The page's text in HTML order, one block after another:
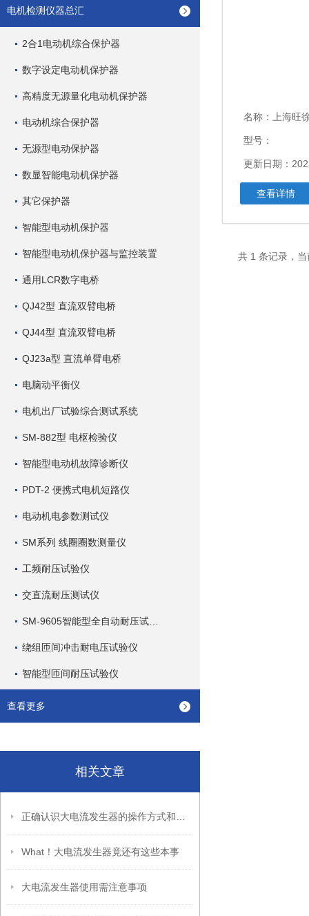
电机检测仪器总汇
2合1电动机综合保护器
数字设定电动机保护器
高精度无源量化电动机保护器
电动机综合保护器
无源型电动保护器
数显智能电动机保护器
其它保护器
智能型电动机保护器
智能型电动机保护器与监控装置
通用LCR数字电桥
QJ42型 直流双臂电桥
QJ44型 直流双臂电桥
QJ23a型 直流单臂电桥
电脑动平衡仪
电机出厂试验综合测试系统
SM-882型 电枢检验仪
智能型电动机故障诊断仪
PDT-2 便携式电机短路仪
电动机电参数测试仪
SM系列 线圈圈数测量仪
工频耐压试验仪
交直流耐压测试仪
绕组匝间冲击耐电压试验仪
智能型匝间耐压试验仪
查看更多
相关文章
What！大电流发生器竟还有这些本事
大电流发生器使用需注意事项
名称： 上海旺徐SM-
型号：
更新日期：
查看详情
共 1 条记录，